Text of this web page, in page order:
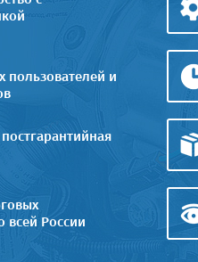
пользователей и
всей России